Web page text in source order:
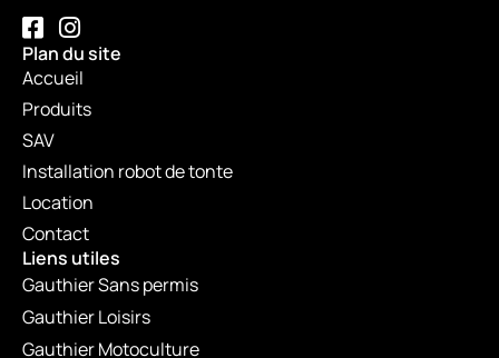
Plan du site
Accueil
Produits
SAV
Installation robot de tonte
Location
Contact
Liens utiles
Gauthier Sans permis
Gauthier Loisirs
Gauthier Motoculture